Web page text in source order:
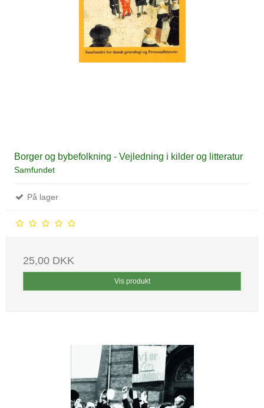
Borger og bybefolkning - Vejledning i kilder og litteratur
Samfundet
På lager
25,00 DKK
Vis produkt